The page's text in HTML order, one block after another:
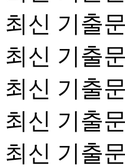
최신 기출
최신 기출
최신 기출
최신 기출
최신 기출